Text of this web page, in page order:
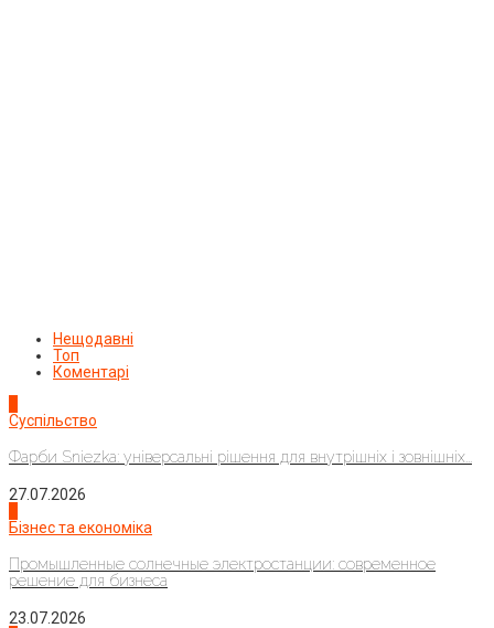
Нещодавні
Топ
Коментарі
Суспільство
Фарби Sniezka: універсальні рішення для внутрішніх і зовнішніх...
27.07.2026
Бізнес та економіка
Промышленные солнечные электростанции: современное
решение для бизнеса
23.07.2026